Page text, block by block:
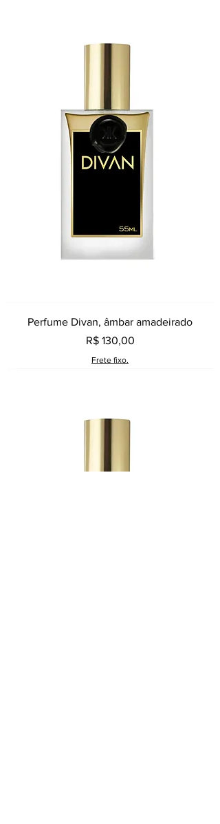
Perfume Divan, âmbar amadeirado
Preço
R$ 130,00
Frete fixo.